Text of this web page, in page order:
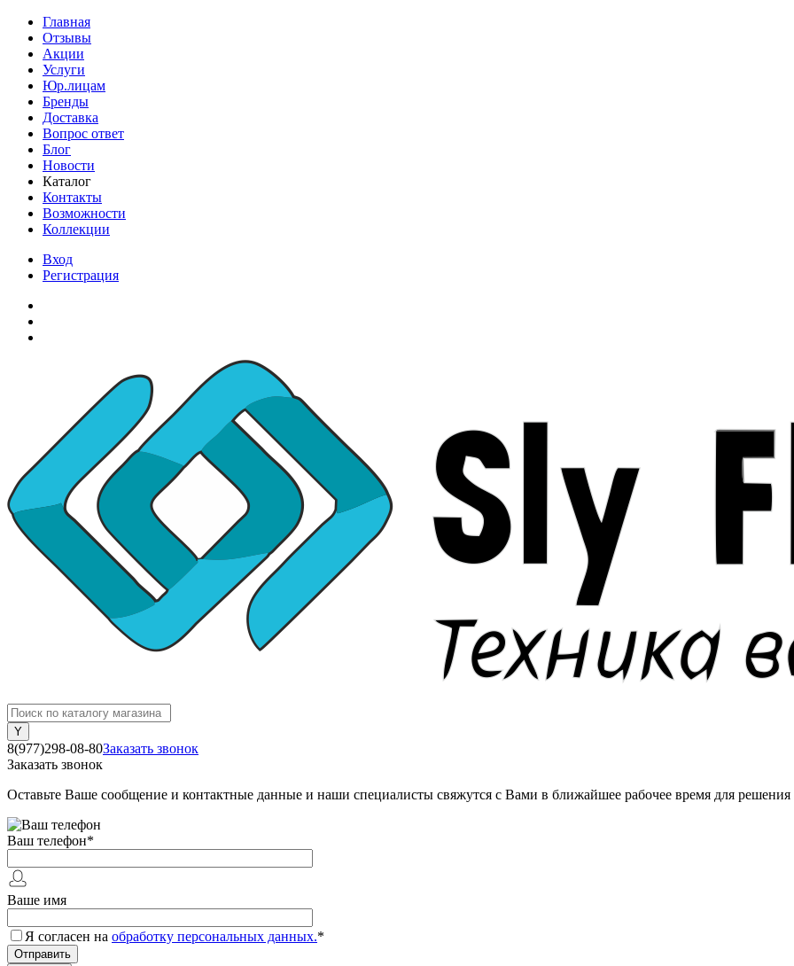
Главная
Отзывы
Акции
Услуги
Юр.лицам
Бренды
Доставка
Вопрос ответ
Блог
Новости
Каталог
Контакты
Возможности
Коллекции
Вход
Регистрация
8(977)298-08-80Заказать звонок
Заказать звонок
Оставьте Ваше сообщение и контактные данные и наши специалисты свяжутся с Вами в ближайшее рабочее время для
Ваш телефон*
Ваше имя
Я согласен на обработку персональных данных.*